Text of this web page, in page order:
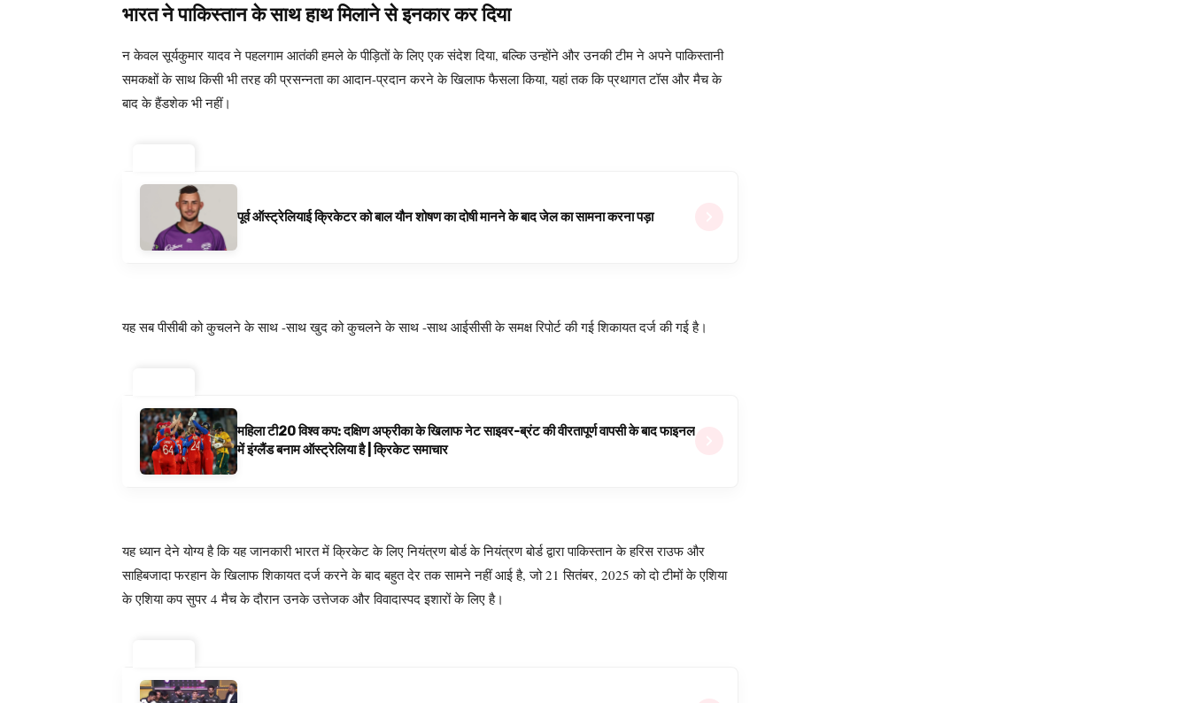
भारत ने पाकिस्तान के साथ हाथ मिलाने से इनकार कर दिया
न केवल सूर्यकुमार यादव ने पहलगाम आतंकी हमले के पीड़ितों के लिए एक संदेश दिया, बल्कि उन्होंने और उनकी टीम ने अपने पाकिस्तानी
समकक्षों के साथ किसी भी तरह की प्रसन्नता का आदान-प्रदान करने के खिलाफ फैसला किया, यहां तक ​​कि प्रथागत टॉस और मैच के
बाद के हैंडशेक भी नहीं।
पूर्व ऑस्ट्रेलियाई क्रिकेटर को बाल यौन शोषण का दोषी मानने के बाद जेल का सामना करना पड़ा
यह सब पीसीबी को कुचलने के साथ -साथ खुद को कुचलने के साथ -साथ आईसीसी के समक्ष रिपोर्ट की गई शिकायत दर्ज की गई है।
महिला टी20 विश्व कप: दक्षिण अफ्रीका के खिलाफ नेट साइवर-ब्रंट की वीरतापूर्ण वापसी के बाद फाइनल
में इंग्लैंड बनाम ऑस्ट्रेलिया है | क्रिकेट समाचार
यह ध्यान देने योग्य है कि यह जानकारी भारत में क्रिकेट के लिए नियंत्रण बोर्ड के नियंत्रण बोर्ड द्वारा पाकिस्तान के हरिस राउफ और
साहिबजादा फरहान के खिलाफ शिकायत दर्ज करने के बाद बहुत देर तक सामने नहीं आई है, जो 21 सितंबर, 2025 को दो टीमों के एशिया
के एशिया कप सुपर 4 मैच के दौरान उनके उत्तेजक और विवादास्पद इशारों के लिए है।